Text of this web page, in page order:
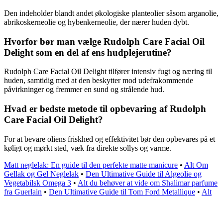
Den indeholder blandt andet økologiske planteolier såsom arganolie,
abrikoskerneolie og hybenkerneolie, der nærer huden dybt.
Hvorfor bør man vælge Rudolph Care Facial Oil
Delight som en del af ens hudplejerutine?
Rudolph Care Facial Oil Delight tilfører intensiv fugt og næring til
huden, samtidig med at den beskytter mod udefrakommende
påvirkninger og fremmer en sund og strålende hud.
Hvad er bedste metode til opbevaring af Rudolph
Care Facial Oil Delight?
For at bevare oliens friskhed og effektivitet bør den opbevares på et
køligt og mørkt sted, væk fra direkte sollys og varme.
Matt neglelak: En guide til den perfekte matte manicure • Alt Om
Gellak og Gel Neglelak • Den Ultimative Guide til Algeolie og
Vegetabilsk Omega 3 • Alt du behøver at vide om Shalimar parfume
fra Guerlain • Den Ultimative Guide til Tom Ford Metallique • Alt